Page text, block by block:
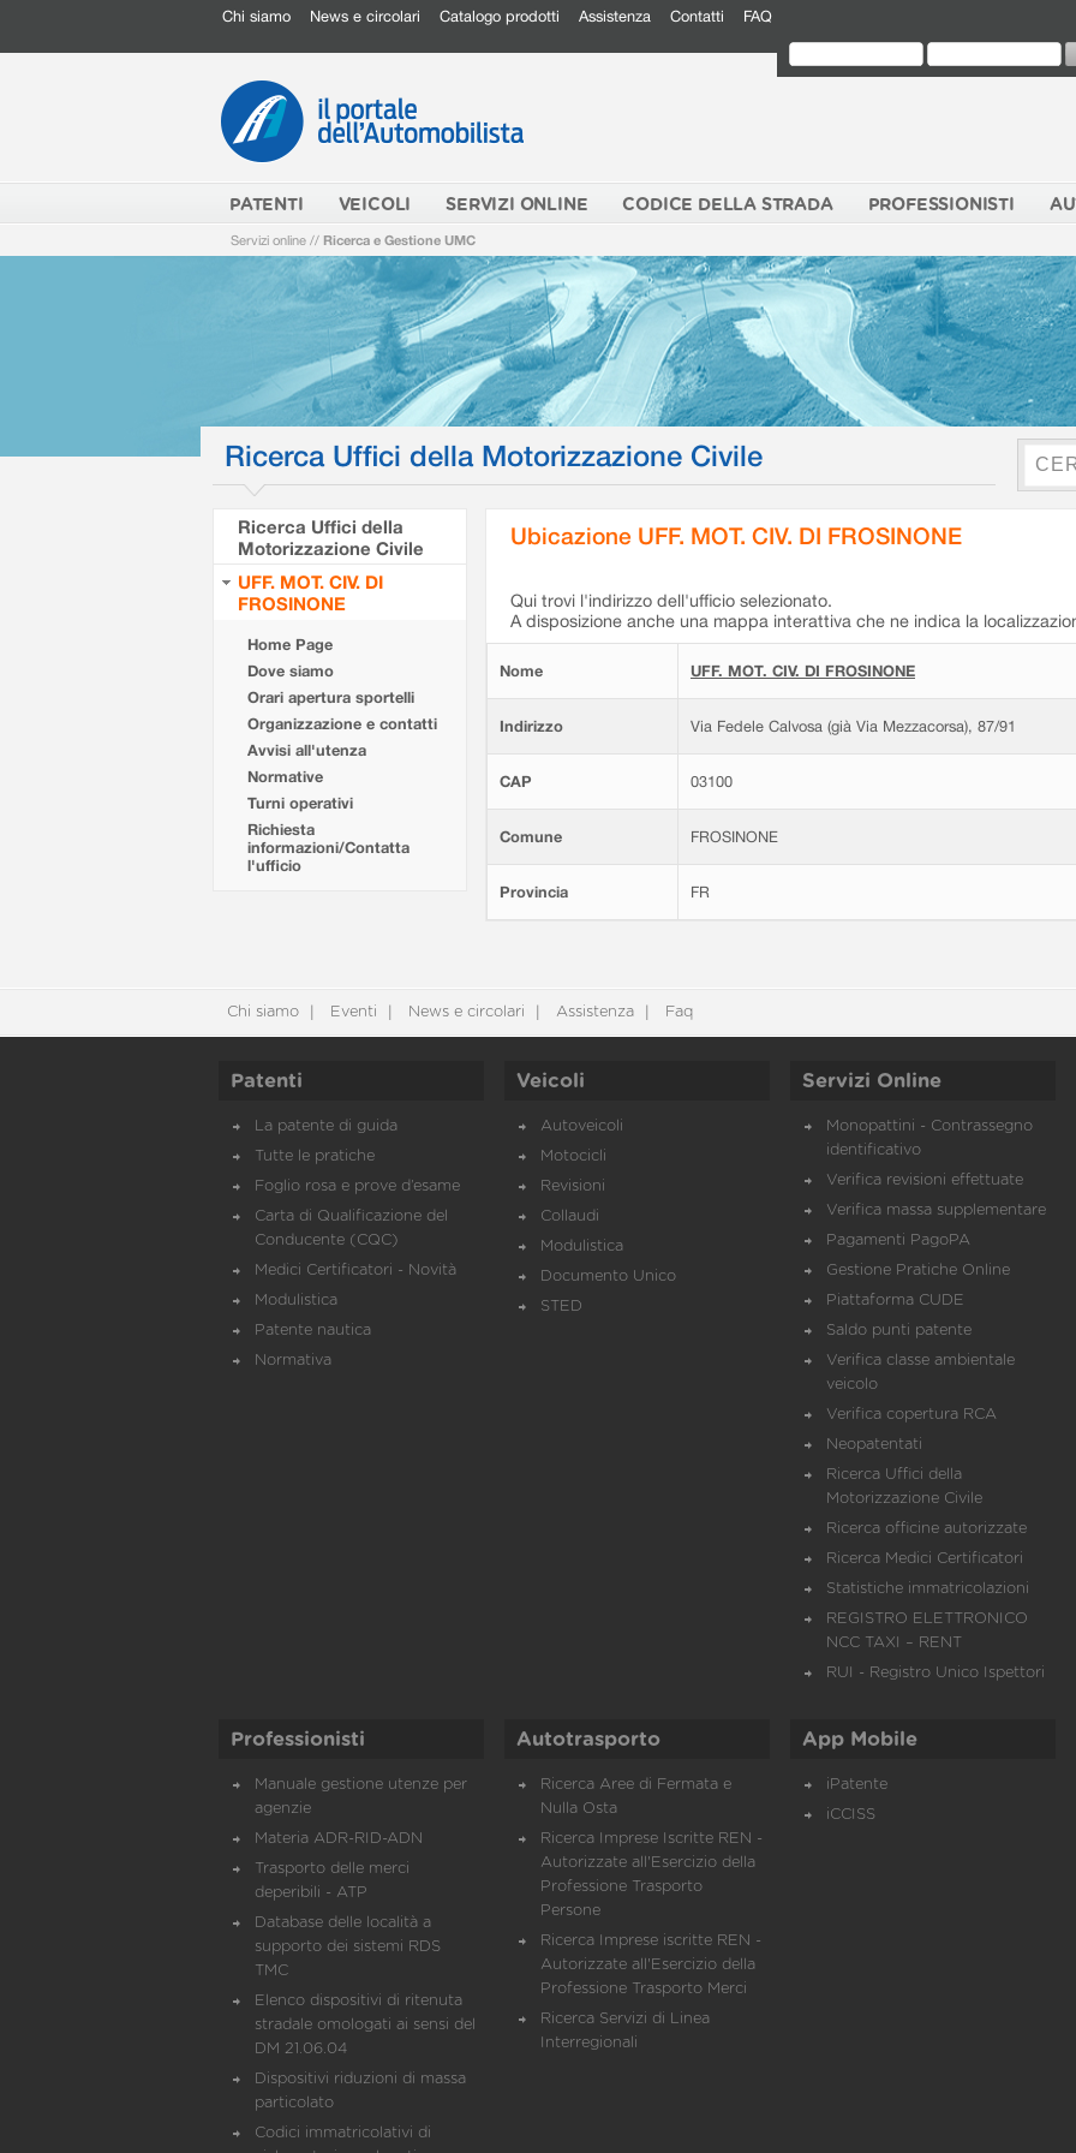
Chi siamo News e circolari Catalogo prodotti Assistenza Contatti FAQ
PATENTI VEICOLI SERVIZI ONLINE CODICE DELLA STRADA PROFESSIONISTI
Servizi online // Ricerca e Gestione UMC
Ricerca Uffici della Motorizzazione Civile
Ricerca Uffici della
Motorizzazione Civile
UFF. MOT. CIV. DI
FROSINONE
Home Page
Dove siamo
Orari apertura sportelli
Organizzazione e contatti
Avvisi all'utenza
Normative
Turni operativi
Richiesta
informazioni/Contatta
l'ufficio
Ubicazione UFF. MOT. CIV. DI FROSINONE
Qui trovi l'indirizzo dell'ufficio selezionato.
A disposizione anche una mappa interattiva che ne indica la
Nome UFF. MOT. CIV. DI FROSINONE
Indirizzo Via Fedele Calvosa (già Via Mezzacorsa), 87/91
CAP 03100
Comune FROSINONE
Provincia FR
Chi siamo Eventi News e circolari Assistenza Faq
Patenti
La patente di guida
Tutte le pratiche
Foglio rosa e prove d’esame
Carta di Qualificazione del
Conducente (CQC)
Medici Certificatori - Novità
Modulistica
Patente nautica
Normativa
Veicoli
Autoveicoli
Motocicli
Revisioni
Collaudi
Modulistica
Documento Unico
STED
Servizi Online
Monopattini - Contrassegno
identificativo
Verifica revisioni effettuate
Verifica massa supplementare
Pagamenti PagoPA
Gestione Pratiche Online
Piattaforma CUDE
Saldo punti patente
Verifica classe ambientale
veicolo
Verifica copertura RCA
Neopatentati
Ricerca Uffici della
Motorizzazione Civile
Ricerca officine autorizzate
Ricerca Medici Certificatori
Statistiche immatricolazioni
REGISTRO ELETTRONICO
NCC TAXI – RENT
RUI - Registro Unico Ispettori
Professionisti
Manuale gestione utenze per
agenzie
Materia ADR-RID-ADN
Trasporto delle merci
deperibili - ATP
Database delle località a
supporto dei sistemi RDS
TMC
Elenco dispositivi di ritenuta
stradale omologati ai sensi del
DM 21.06.04
Dispositivi riduzioni di massa
particolato
Codici immatricolativi di
Autotrasporto
Ricerca Aree di Fermata e
Nulla Osta
Ricerca Imprese Iscritte REN -
Autorizzate all'Esercizio della
Professione Trasporto
Persone
Ricerca Imprese iscritte REN -
Autorizzate all'Esercizio della
Professione Trasporto Merci
Ricerca Servizi di Linea
Interregionali
App Mobile
iPatente
iCCISS